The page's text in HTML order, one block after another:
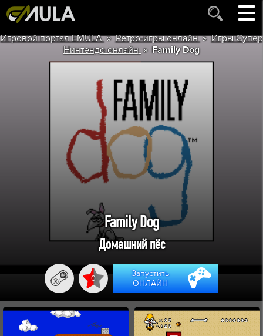
Игровой портал EMULA »Ретро-игры онлайн »Игры Супер
Нинтендо онлайн »Family Dog
Family Dog
Домашний пёс
0
Запустить
ОНЛАЙН